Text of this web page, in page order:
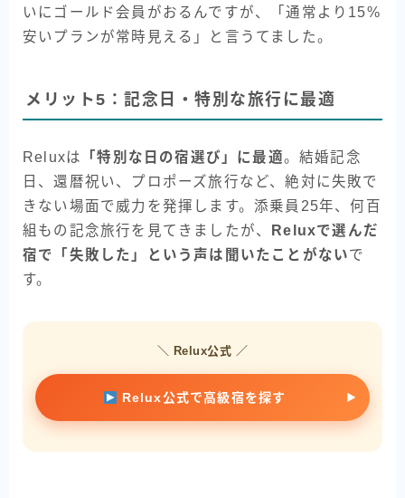
いにゴールド会員がおるんですが、「通常より15%
安いプランが常時見える」と言うてました。
メリット5：記念日・特別な旅行に最適
Reluxは 「特別な日の宿選び」に最適。結婚記念
日、還暦祝い、プロポーズ旅行など、絶対に失敗で
きない場面で威力を発揮します。添乗員25年、何百
組もの記念旅行を見てきましたが、
Reluxで選んだ
宿で「失敗した」という声は聞いたことがないで
す。
＼ Relux公式 ／
Relux公式で高級宿を探す